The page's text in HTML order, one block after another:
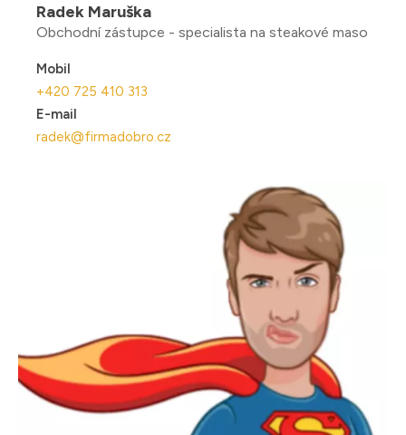
Radek Maruška
Obchodní zástupce - specialista na steakové maso
Mobil
+420 725 410 313
E-mail
radek@firmadobro.cz